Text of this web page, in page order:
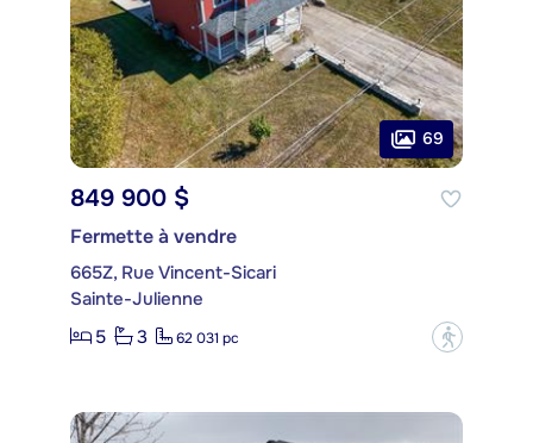
69
849 900 $
Fermette à vendre
665Z, Rue Vincent-Sicari
Sainte-Julienne
5
3 62 031 pc ?